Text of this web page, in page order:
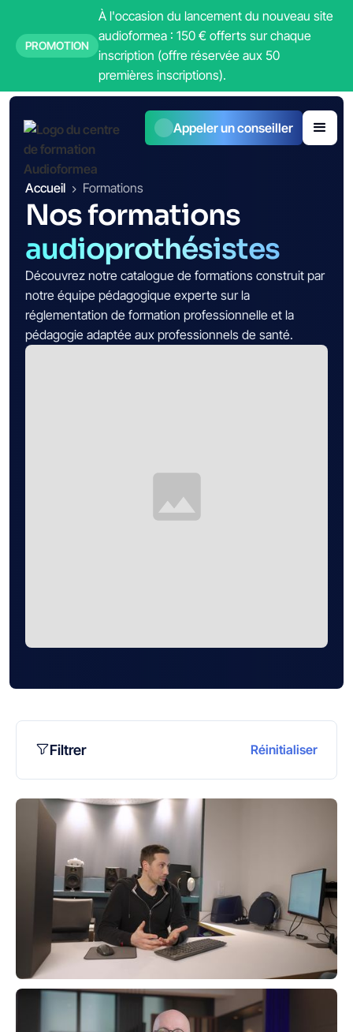
PROMOTION
À l'occasion du lancement du nouveau site
audioformea : 150 € offerts sur chaque
inscription (offre réservée aux 50
premières inscriptions).
Appeler un conseiller
Accueil Formations
Nos formations
audioprothésistes
Découvrez notre catalogue de formations construit par
notre équipe pédagogique experte sur la
réglementation de formation professionnelle et la
pédagogie adaptée aux professionnels de santé.
Filtrer Réinitialiser